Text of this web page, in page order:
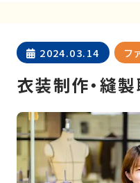
2024.03.14 フ
衣装制作・縫